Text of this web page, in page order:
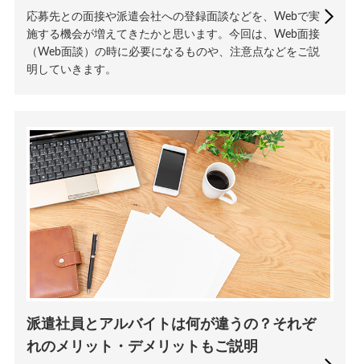
応募先との面接や派遣会社への登録面談などを、Webで実
施する機会が増えてきたかと思います。今回は、Web面接
（Web面談）の時に必要になるものや、注意点などをご説
明していきます。
派遣社員とアルバイトは何が違うの？それぞ
れのメリット・デメリットもご説明